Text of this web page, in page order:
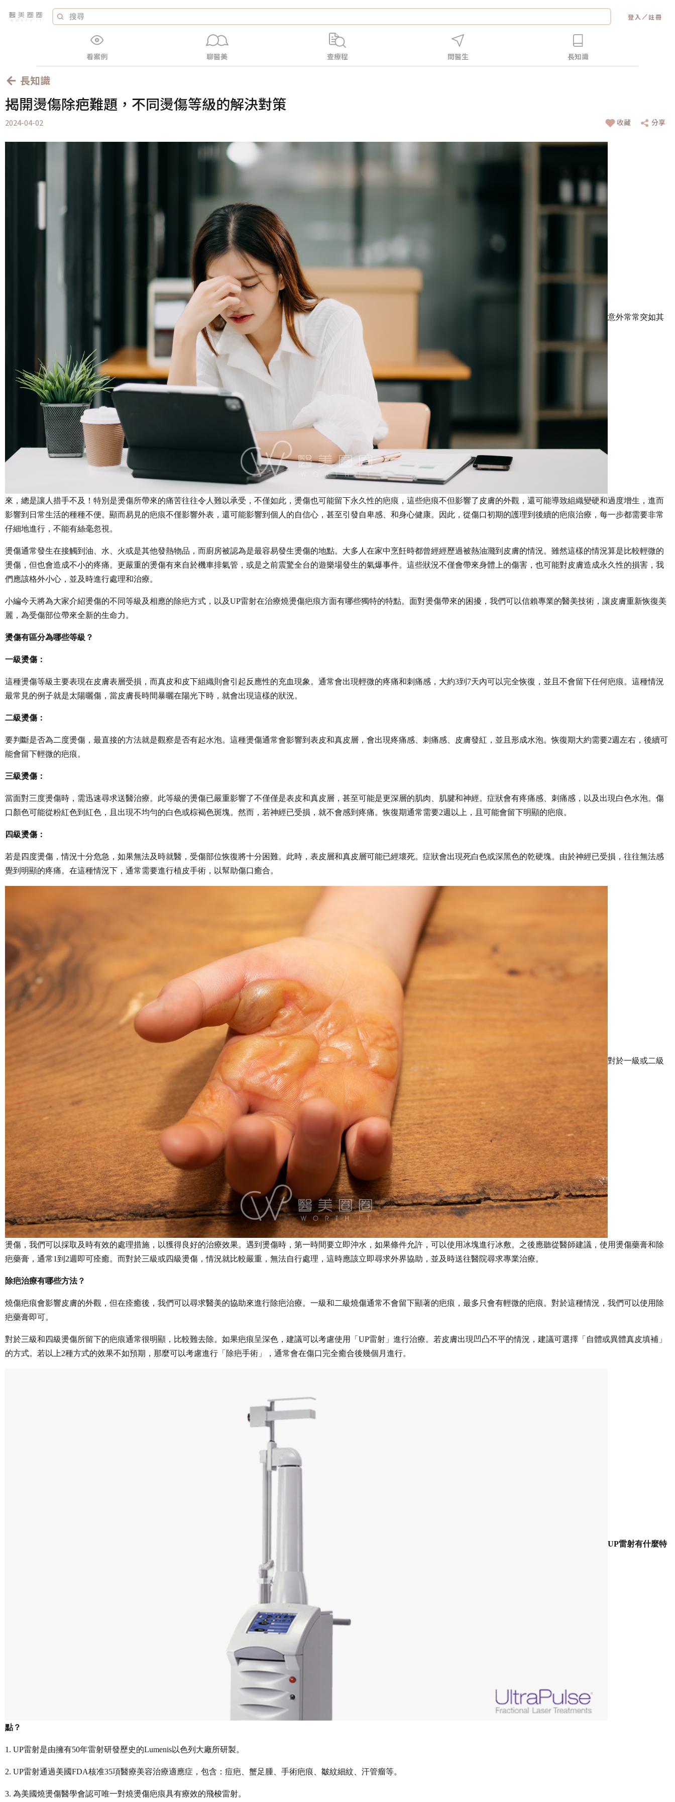
登入 ／註冊
看案例 聊醫美 查療程 問醫生 長知識
長知識
揭開燙傷除疤難題，不同燙傷等級的解決對策
2024-04-02 收藏 分享
意外常常突如其
來，總是讓人措手不及！特別是燙傷所帶來的痛苦往往令人難以承受，不僅如此，燙傷也可能留下永久性的疤痕，這些疤痕不但影響了皮膚的外觀，還可能導致組織變硬和過度增生，進而
影響到日常生活的種種不便。顯而易見的疤痕不僅影響外表，還可能影響到個人的自信心，甚至引發自卑感、和身心健康。因此，從傷口初期的護理到後續的疤痕治療，每一步都需要非常
仔細地進行，不能有絲毫忽視。
燙傷通常發生在接觸到油、水、火或是其他發熱物品，而廚房被認為是最容易發生燙傷的地點。大多人在家中烹飪時都曾經經歷過被熱油濺到皮膚的情況。雖然這樣的情況算是比較輕微的
燙傷，但也會造成不小的疼痛。更嚴重的燙傷有來自於機車排氣管，或是之前震驚全台的遊樂場發生的氣爆事件。這些狀況不僅會帶來身體上的傷害，也可能對皮膚造成永久性的損害，我
們應該格外小心，並及時進行處理和治療。
小編今天將為大家介紹燙傷的不同等級及相應的除疤方式，以及UP雷射在治療燒燙傷疤痕方面有哪些獨特的特點。面對燙傷帶來的困擾，我們可以信賴專業的醫美技術，讓皮膚重新恢復美
麗，為受傷部位帶來全新的生命力。
燙傷有區分為哪些等級？
一級燙傷：
這種燙傷等級主要表現在皮膚表層受損，而真皮和皮下組織則會引起反應性的充血現象。通常會出現輕微的疼痛和刺痛感，大約3到7天內可以完全恢復，並且不會留下任何疤痕。這種情況
最常見的例子就是太陽曬傷，當皮膚長時間暴曬在陽光下時，就會出現這樣的狀況。
二級燙傷：
要判斷是否為二度燙傷，最直接的方法就是觀察是否有起水泡。這種燙傷通常會影響到表皮和真皮層，會出現疼痛感、刺痛感、皮膚發紅，並且形成水泡。恢復期大約需要2週左右，後續可
能會留下輕微的疤痕。
三級燙傷：
當面對三度燙傷時，需迅速尋求送醫治療。此等級的燙傷已嚴重影響了不僅僅是表皮和真皮層，甚至可能是更深層的肌肉、肌腱和神經。症狀會有疼痛感、刺痛感，以及出現白色水泡。傷
口顏色可能從粉紅色到紅色，且出現不均勻的白色或棕褐色斑塊。然而，若神經已受損，就不會感到疼痛。恢復期通常需要2週以上，且可能會留下明顯的疤痕。
四級燙傷：
若是四度燙傷，情況十分危急，如果無法及時就醫，受傷部位恢復將十分困難。此時，表皮層和真皮層可能已經壞死。症狀會出現死白色或深黑色的乾硬塊。由於神經已受損，往往無法感
覺到明顯的疼痛。在這種情況下，通常需要進行植皮手術，以幫助傷口癒合。
對於一級或二級
燙傷，我們可以採取及時有效的處理措施，以獲得良好的治療效果。遇到燙傷時，第一時間要立即沖水，如果條件允許，可以使用冰塊進行冰敷。之後應聽從醫師建議，使用燙傷藥膏和除
疤藥膏，通常1到2週即可痊癒。而對於三級或四級燙傷，情況就比較嚴重，無法自行處理，這時應該立即尋求外界協助，並及時送往醫院尋求專業治療。
除疤治療有哪些方法？
燒傷疤痕會影響皮膚的外觀，但在痊癒後，我們可以尋求醫美的協助來進行除疤治療。一級和二級燒傷通常不會留下顯著的疤痕，最多只會有輕微的疤痕。對於這種情況，我們可以使用除
疤藥膏即可。
對於三級和四級燙傷所留下的疤痕通常很明顯，比較難去除。如果疤痕呈深色，建議可以考慮使用「UP雷射」進行治療。若皮膚出現凹凸不平的情況，建議可選擇「自體或異體真皮填補」
的方式。若以上2種方式的效果不如預期，那麼可以考慮進行「除疤手術」，通常會在傷口完全癒合後幾個月進行。
UP雷射有什麼特
點？
1. UP雷射是由擁有50年雷射研發歷史的Lumenis以色列大廠所研製。
2. UP雷射通過美國FDA核准35項醫療美容治療適應症，包含：痘疤、蟹足腫、手術疤痕、皺紋細紋、汗管瘤等。
3. 為美國燒燙傷醫學會認可唯一對燒燙傷疤痕具有療效的飛梭雷射。